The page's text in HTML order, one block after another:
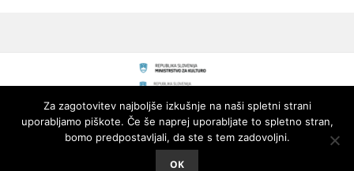
Za zagotovitev najboljše izkušnje na naši spletni strani
uporabljamo piškote. Če še naprej uporabljate to spletno stran,
bomo predpostavljali, da ste s tem zadovoljni.
OK